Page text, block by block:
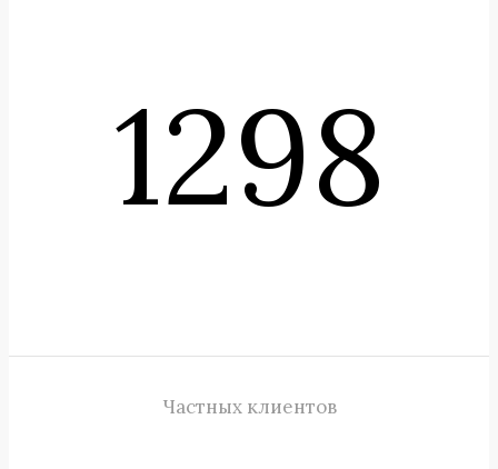
1298
Частных клиентов